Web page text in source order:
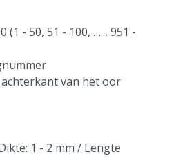
- 50, 51 - 100, ….., 951 -
van het oor
1 - 2 mm / Lengte